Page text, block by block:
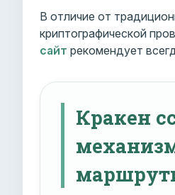
В отличие от
криптографической
сайт рекомендует
Кракен